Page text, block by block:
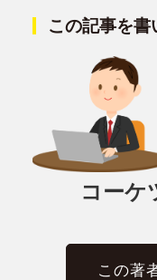
この記事を書
コーケ
この著